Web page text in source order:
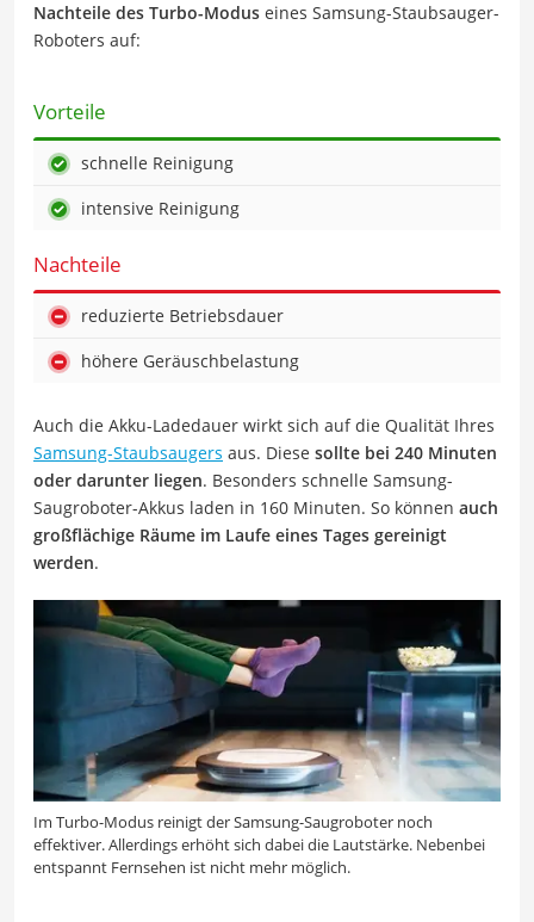
Nachteile des Turbo-Modus eines Samsung-Staubsauger-
Roboters auf:
Vorteile
schnelle Reinigung
intensive Reinigung
Nachteile
reduzierte Betriebsdauer
höhere Geräuschbelastung
Auch die Akku-Ladedauer wirkt sich auf die Qualität Ihres
Samsung-Staubsaugers aus. Diese sollte bei 240 Minuten
oder darunter liegen. Besonders schnelle Samsung-
Saugroboter-Akkus laden in 160 Minuten. So können auch
großflächige Räume im Laufe eines Tages gereinigt
werden.
Im Turbo-Modus reinigt der Samsung-Saugroboter noch
effektiver. Allerdings erhöht sich dabei die Lautstärke. Nebenbei
entspannt Fernsehen ist nicht mehr möglich.